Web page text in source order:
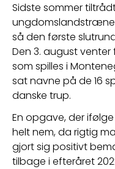
Sidste sommer
så den første
Den 3. august
som spilles i
sat navne på de 16
danske trup.
En opgave, der
helt nem, da rigtig
gjort sig positivt
tilbage i efteråret